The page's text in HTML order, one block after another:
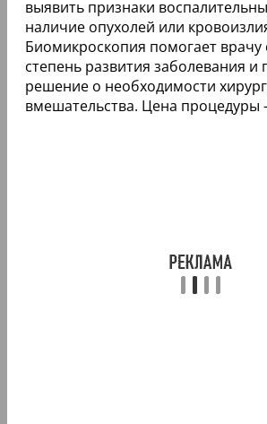
выявить признаки
наличие опухолей или
Биомикроскопия помогает врачу
степень развития заболевания и
решение о необходимости
вмешательства. Цена процедуры